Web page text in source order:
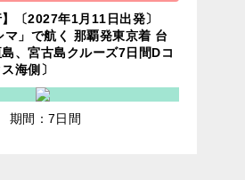
】〔2027年1月11日出発〕
マ」で航く 那覇発東京着 台
、宮古島クルーズ7日間Dコ
海側〕
期間：7日間